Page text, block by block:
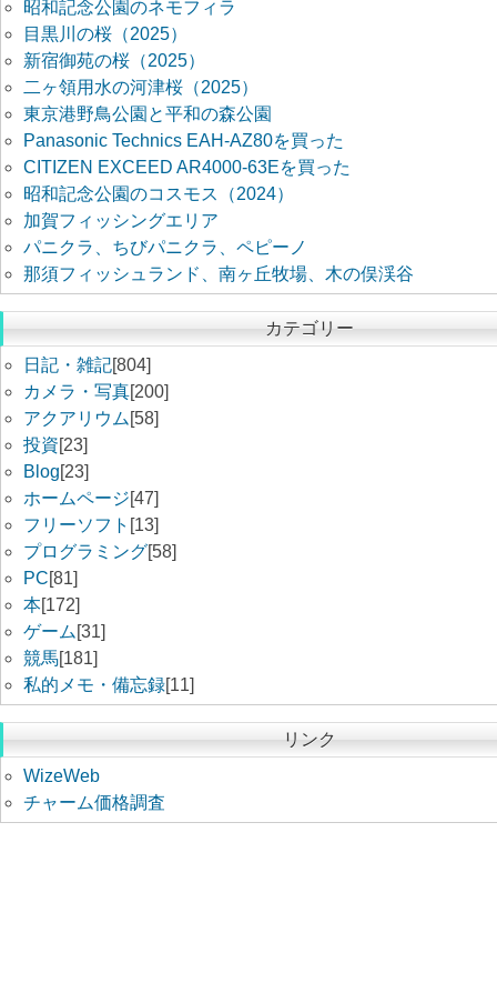
昭和記念公園のネモフィラ
目黒川の桜（2025）
新宿御苑の桜（2025）
二ヶ領用水の河津桜（2025）
東京港野鳥公園と平和の森公園
Panasonic Technics EAH-AZ80を買った
CITIZEN EXCEED AR4000-63Eを買った
昭和記念公園のコスモス（2024）
加賀フィッシングエリア
パニクラ、ちびパニクラ、ペピーノ
那須フィッシュランド、南ヶ丘牧場、木の俣渓谷
カテゴリー
日記・雑記[804]
カメラ・写真[200]
アクアリウム [58]
投資[23]
Blog[23]
ホームページ[47]
フリーソフト [13]
プログラミング[58]
PC[81]
本[172]
ゲーム [31]
競馬[181]
私的メモ・備忘録[11]
リンク
WizeWeb
チャーム価格調査